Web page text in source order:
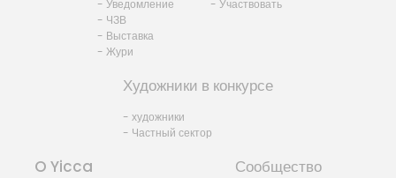
- Уведомление
- ЧЗВ
- Выставка
- Жури
- Участвовать
Художники в конкурсе
- художники
- Частный сектор
O Yicca Сообщество